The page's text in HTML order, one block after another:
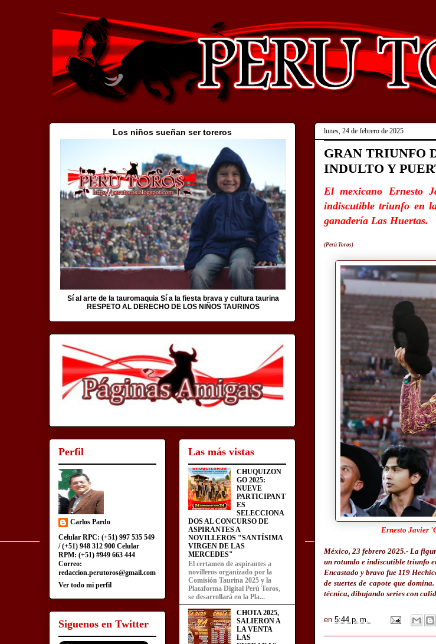
lunes, 24 de febrero de 2025
GRAN TRIUNFO
INDULTO Y
El mexicano Ernesto
indiscutible triunfo en
ganadería Las Huertas.
(Perú Toros)
Ernesto Javier
México, 23 febrero 2025.- La
un rotundo e indiscutible triunfo
Encastado y bravo fue 119
de suertes de capote que
técnica, dibujando series con
en 5:44 p. m.
Los niños sueñan ser toreros
Sí al arte de la tauromaquia Sí a la fiesta brava y cultura taurina
RESPETO AL DERECHO DE LOS NIÑOS TAURINOS
Perfil
Carlos Pardo
Celular RPC: (+51) 997 535 549
/ (+51) 948 312 900 Celular
RPM: (+51) #949 663 444
Correo:
redaccion.perutoros@gmail.com
Ver todo mi perfil
Siguenos en Twitter
Las más vistas
CHUQUIZON
GO 2025:
NUEVE
PARTICIPANT
ES
SELECCIONA
DOS AL CONCURSO DE
ASPIRANTES A
NOVILLEROS "SANTÍSIMA
VIRGEN DE LAS
MERCEDES"
El certamen de aspirantes a
novilleros organizado por la
Comisión Taurina 2025 y la
Plataforma Digital Perú Toros,
se desarrollará en la Pla...
CHOTA 2025,
SALIERON A
LA VENTA
LAS